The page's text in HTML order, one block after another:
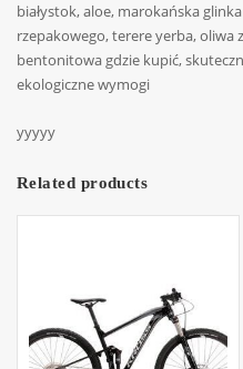
białystok, aloe, marokańska
rzepakowego, terere yerba, oliwa
bentonitowa gdzie kupić,
ekologiczne wymogi
yyyyy
Related products